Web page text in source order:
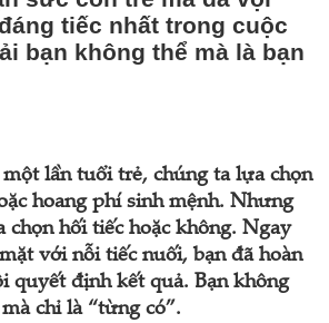
tiếc nhất trong cuộc
bạn không thể mà là bạn
lần tuổi trẻ, chúng ta lựa chọn
hoang phí sinh mệnh. Nhưng
chọn hối tiếc hoặc không. Ngay
với nỗi tiếc nuối, bạn đã hoàn
quyết định kết quả. Bạn không
chỉ là “từng có”.